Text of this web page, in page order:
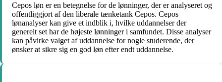
Cepos løn er en betegnelse for de lønninger, der er analyseret og
offentliggjort af den liberale tænketank Cepos. Cepos
lønanalyser kan give et indblik i, hvilke uddannelser der
generelt set har de højeste lønninger i samfundet. Disse analyser
kan påvirke valget af uddannelse for nogle studerende, der
ønsker at sikre sig en god løn efter endt uddannelse.